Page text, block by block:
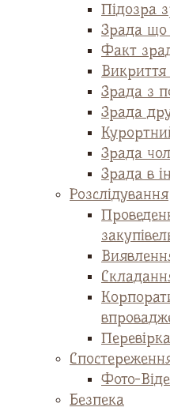
Підозра
Зрада що
Факт
Зрада з
Зрада
Зрада
Зрада в
Розслідування
Фото-
Безпека